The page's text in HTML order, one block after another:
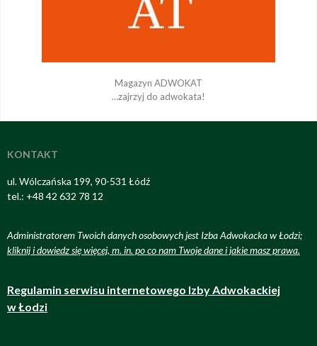
Magazyn ADWOKAT
…zajrzyj do adwokata!
KONTAKT
ul. Wólczańska 199, 90-531 Łódź
tel.: +48 42 632 78 12
Administratorem Twoich danych osobowych jest Izba Adwokacka w Łodzi;
kliknij i dowiedz się więcej, m. in. po co nam Twoje dane i jakie masz prawa.
Regulamin serwisu internetowego Izby Adwokackiej
w Łodzi